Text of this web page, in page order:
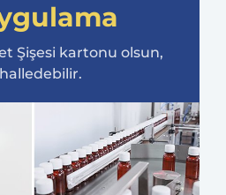
Şişesi kartonu olsun,